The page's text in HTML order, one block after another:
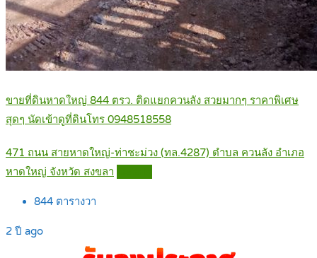
ขายที่ดินหาดใหญ่ 844 ตรว. ติดแยกควนลัง สวยมากๆ ราคาพิเศษ
สุดๆ นัดเข้าดูที่ดินโทร 0948518558
471 ถนน สายหาดใหญ่-ท่าชะม่วง (ทล.4287) ตำบล ควนลัง อำเภอ
หาดใหญ่ จังหวัด สงขลา
844 ตารางวา
2 ปี ago